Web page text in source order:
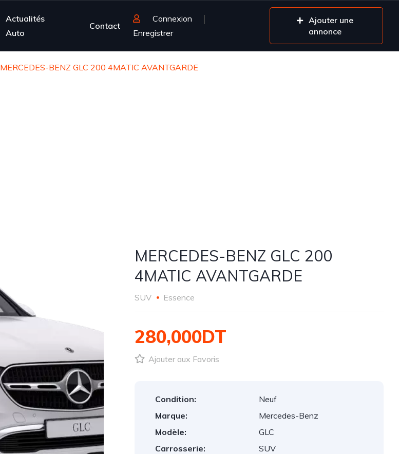
Actualités
Auto
Contact
Connexion
Enregistrer
Ajouter une
annonce
MERCEDES-BENZ GLC 200 4MATIC AVANTGARDE
MERCEDES-BENZ GLC 200
4MATIC AVANTGARDE
SUV Essence
280,000DT
Ajouter aux Favoris
Condition:
Neuf
Marque:
Mercedes-Benz
Modèle:
GLC
Carrosserie:
SUV